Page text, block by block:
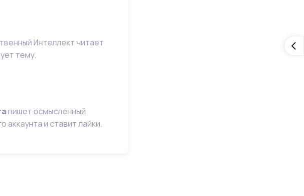
Интеллект читает
тему.
пишет осмысленный
аккаунта и ставит лайки.